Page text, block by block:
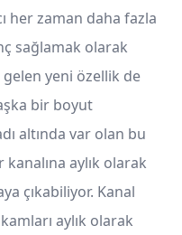
her zaman daha fazla
sağlamak olarak
gelen yeni özellik de
bir boyut
altında var olan bu
aylık olarak
çıkabiliyor. Kanal
aylık olarak